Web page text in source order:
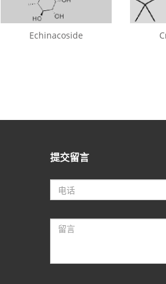
Echinacoside
提交留言